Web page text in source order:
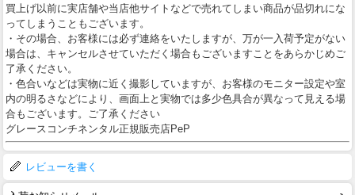
買上げ以前に実店舗や当店他サイトなどで売れてしまい商品が品切れにな
ってしまうこともございます。
・その場合、お客様には必ず連絡をいたしますが、万が一入荷予定がない
場合は、キャンセルさせていただく場合もございますことをあらかじめご
了承ください。
・色合いなどは実物に近く撮影していますが、お客様のモニター設定や室
内の明るさなどにより、画面上と実物では多少色具合が異なって見える場
合もございます。ご了承ください
グレースコンチネンタル正規販売店PeP
レビューを書く